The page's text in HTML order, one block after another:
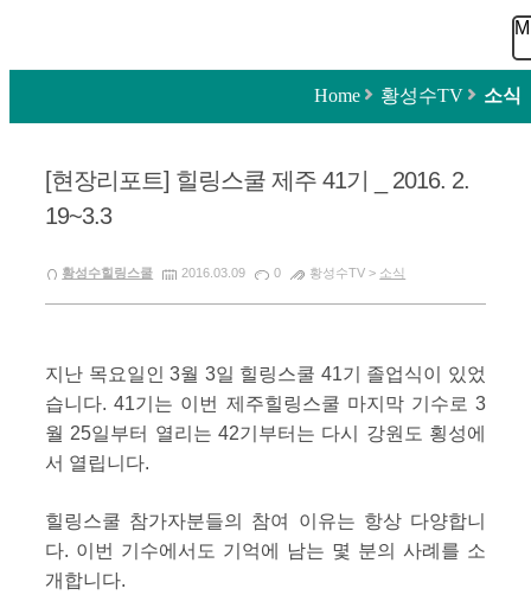
Home > 황성수TV > 소식
[현장리포트] 힐링스쿨 제주 41기 _ 2016. 2.
19~3.3
황성수힐링스쿨 2016.03.09 0 황성수TV > 소식
지난 목요일인 3월 3일 힐링스쿨 41기 졸업식이 있었
습니다. 41기는 이번 제주힐링스쿨 마지막 기수로 3
월 25일부터 열리는 42기부터는 다시 강원도 횡성에
서 열립니다.
힐링스쿨 참가자분들의 참여 이유는 항상 다양합니
다. 이번 기수에서도 기억에 남는 몇 분의 사례를 소
개합니다.